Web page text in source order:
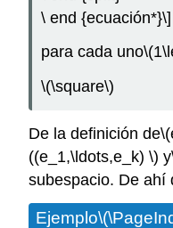
\ end {ecuación*}\]
para cada uno
\(\square\)
De la definición de
((e_1,\ldots,e_k) \) y
subespacio. De ahí
Ejemplo